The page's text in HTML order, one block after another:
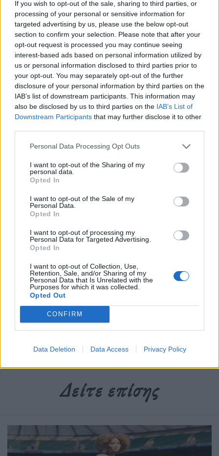
If you wish to opt-out of the sale, sharing to third parties, or
processing of your personal or sensitive information for
targeted advertising by us, please use the below opt-out
section to confirm your selection. Please note that after your
opt-out request is processed you may continue seeing
interest-based ads based on personal information utilized by
us or personal information disclosed to third parties prior to
your opt-out. You may separately opt-out of the further
disclosure of your personal information by third parties on the
IAB’s list of downstream participants. This information may
also be disclosed by us to third parties on the IAB’s List of
Downstream Participants that may further disclose it to other
Personal Data Processing Opt Outs
I want to opt-out of the Sharing of my
personal data.
Opted In
I want to opt-out of the Sale of my
Personal Data.
Opted In
I want to opt-out of processing my
Personal Data for Targeted Advertising.
Opted In
I want to opt-out of Collection, Use,
Retention, Sale, and/or Sharing of my
Personal Data that Is Unrelated with the
Purposes for which it was collected.
Opted Out
CONFIRM
Data Deletion Data Access Privacy Policy
Ντόμπριτς 15 (1), Γκούντουριτς 8 (2), Ν. Γιόβιτς 5
(1), Σ. Γιόβιτς 4, Μαρίνκοβιτς 3 (1), Μιλουτίνοβ
14, Πέτρουσεβ
ΙΤΑΛΙΑ (Ποτσέκο):Ντατόμε 10 (2), Ντιούφ,
Φοντέκιο 30 (2), Μέλι 8 (1), Παγιόλα 7 (1),
Πολονάρα 3, Ρίτσι, Σεβερίνι 3 (1), Σπίσου 14 (3),
Ετικέτες :FIBA ,FIBA World Basketball Cup
Μουντομπάσκετ,Μπόγκνταν Μπογκντάνοβιτς
Όγκνιεν Ντόμπριτς,Σερβία,Σιμόντε Φοντέκιο
Δείτε επίσης